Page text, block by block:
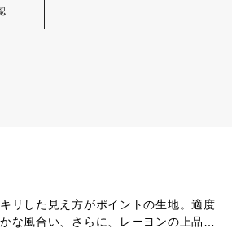
リした見え方がポイントの生地。適度
な風合い、さらに、レーヨンの上品な